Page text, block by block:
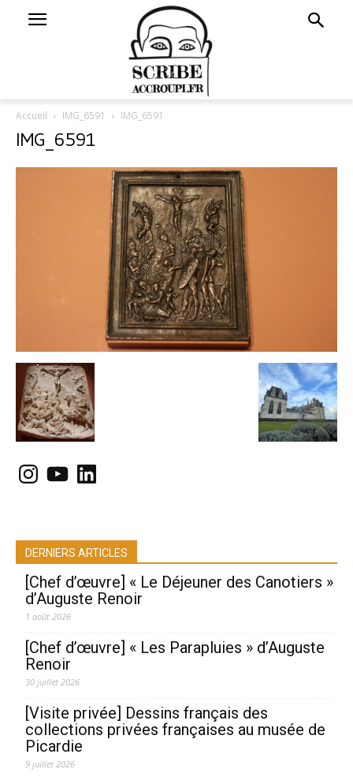
Accueil IMG_6591 IMG_6591
IMG_6591
Instagram
YouTubeLinkedIn
DERNIERS ARTICLES
[Chef d’œuvre] « Le Déjeuner des Canotiers »
d’Auguste Renoir
1 août 2026
[Chef d’œuvre] « Les Parapluies » d’Auguste
Renoir
30 juillet 2026
[Visite privée] Dessins français des
collections privées françaises au musée de
Picardie
9 juillet 2026